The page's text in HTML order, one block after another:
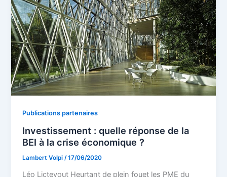
Publications partenaires
Investissement : quelle réponse de la
BEI à la crise économique ?
Lambert Volpi /17/06/2020
Léo Lictevout Heurtant de plein fouet les PME du